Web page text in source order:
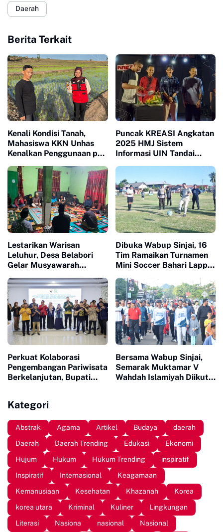
Daerah
Berita Terkait
Kenali Kondisi Tanah,
Mahasiswa KKN Unhas
Kenalkan Penggunaan pH
Petani di Desa Lonrong
Puncak KREASI Angkatan
2025 HMJ Sistem
Informasi UIN Tandai
Lestarikan Warisan
Leluhur, Desa Belabori
Gelar Musyawarah
Badik
Dibuka Wabup Sinjai, 16
Tim Ramaikan Turnamen
Mini Soccer Bahari Lappa
Perkuat Kolaborasi
Pengembangan Pariwisata
Berkelanjutan, Bupati
Bersama Wabup Sinjai,
Semarak Muktamar V
Wahdah Islamiyah Diikuti
Kategori
Abstrak Agama Artikel Budaya
daerah
Daerah
Daerah Trending Edukasi
Ekonomi
Hujum
Hukum Hukum Trending
inspiratif
Inspiratif
Internasional
Keagamaan
Kemanusiaan
Kesehatan Khazanah
Korea
korea utara
Kriminal Kuliner
Lingkungan
Literasi
Nasiona nasional
Nasional